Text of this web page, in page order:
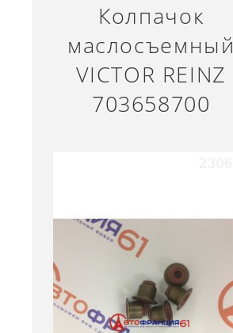
Колпачок
маслосъемный
VICTOR REINZ
703658700